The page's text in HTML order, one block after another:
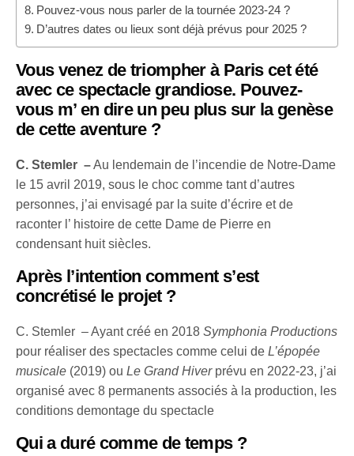
Pouvez-vous nous parler de la tournée 2023-24 ?
D’autres dates ou lieux sont déjà prévus pour 2025 ?
Vous venez de triompher à Paris cet été
avec ce spectacle grandiose. Pouvez-
vous m’ en dire un peu plus sur la genèse
de cette aventure ?
C. Stemler –Au lendemain de l’incendie de Notre-Dame
le 15 avril 2019, sous le choc comme tant d’autres
personnes, j’ai envisagé par la suite d’écrire et de
raconter l’ histoire de cette Dame de Pierre en
condensant huit siècles.
Après l’intention comment s’est
concrétisé le projet ?
C. Stemler – Ayant créé en 2018Symphonia Productions
pour réaliser des spectacles comme celui deL’épopée
musicale (2019) ouLe Grand Hiver prévu en 2022-23, j’ai
organisé avec 8 permanents associés à la production, les
conditions demontage du spectacle
Qui a duré comme de temps ?